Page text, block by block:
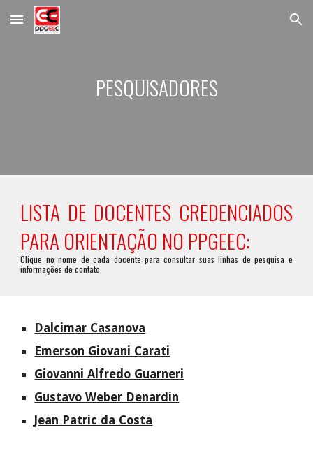
Skip to main content Skip to navigation
PESQUISADORES
LISTA DE DOCENTES CREDENCIADOS
PARA ORIENTAÇÃO NO PPGEEC:
Clique no nome de cada docente para consultar suas linhas de pesquisa e
informações de contato
Dalcimar Casanova
Emerson Giovani Carati
Giovanni Alfredo Guarneri
Gustavo Weber Denardin
Jean Patric da Costa